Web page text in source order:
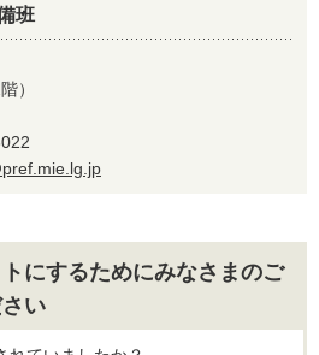
班
）
にするためにみなさまのご
い